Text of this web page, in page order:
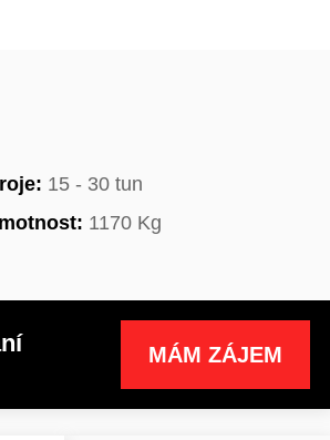
15 - 30 tun
1170 Kg
MÁM ZÁJEM